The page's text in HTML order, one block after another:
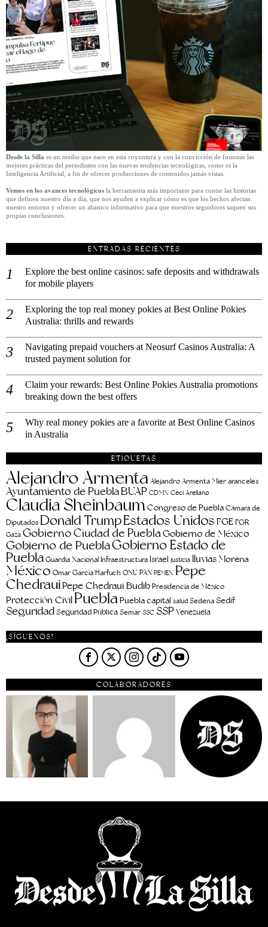
Desde la Silla es un medio que nace en esta coyuntura y con la convicción de fusionar las
mejores prácticas del periodismo con las nuevas tendencias tecnológicas, como es la
Inteligencia Artificial, a fin de ofrecer producciones de contenidos jamás vistas.
Vemos en los avances tecnológicos la herramienta más importante para contar las historias
que definen nuestro día a día, que nos ayuden a explicar cómo es que los hechos afectan
nuestro entorno y ofrecer un abanico informativo para que nuestros seguidores saquen sus
propias conclusiones.
ENTRADAS RECIENTES
Explore the best online casinos: safe deposits and withdrawals
for mobile players
Exploring the top real money pokies at Best Online Pokies
Australia: thrills and rewards
Navigating prepaid vouchers at Neosurf Casinos Australia: A
trusted payment solution for
Claim your rewards: Best Online Pokies Australia promotions
breaking down the best offers
Why real money pokies are a favorite at Best Online Casinos
in Australia
ETIQUETAS
Alejandro Armenta Alejandro Armenta Mier aranceles
Ayuntamiento de PueblaBUAP CDMX Ceci Arellano
Claudia SheinbaumCongreso de Puebla Cámara de
Diputados Donald TrumpEstados Unidos FGEFGR
Gaza Gobierno Ciudad de PueblaGobierno de México
Gobierno de PueblaGobierno Estado de
PueblaGuardia Nacional Infraestructura Israel justicia lluviasMorena
México Omar García Harfuch ONU PAN PEMEX Pepe
ChedrauiPepe Chedraui BudibPresidencia de México
Protección Civil PueblaPuebla capital salud Sedena Sedif
SeguridadSeguridad Pública Semar SSC SSPVenezuela
¡SÍGUENOS!
COLABORADORES